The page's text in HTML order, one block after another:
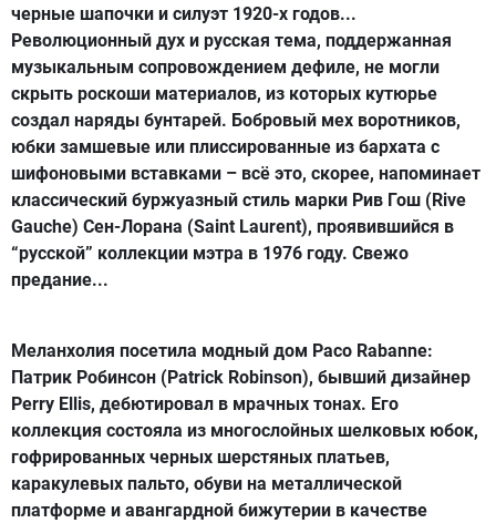
черные шапочки и силуэт 1920-х годов...
Революционный дух и русская тема, поддержанная
музыкальным сопровождением дефиле, не могли
скрыть роскоши материалов, из которых кутюрье
создал наряды бунтарей. Бобровый мех воротников,
юбки замшевые или плиссированные из бархата с
шифоновыми вставками – всё это, скорее, напоминает
классический буржуазный стиль марки Рив Гош (Rive
Gauche) Сен-Лорана (Saint Laurent), проявившийся в
“русской” коллекции мэтра в 1976 году. Свежо
предание...
Меланхолия посетила модный дом Paco Rabanne:
Патрик Робинсон (Patrick Robinson), бывший дизайнер
Perry Ellis, дебютировал в мрачных тонах. Его
коллекция состояла из многослойных шелковых юбок,
гофрированных черных шерстяных платьев,
каракулевых пальто, обуви на металлической
платформе и авангардной бижутерии в качестве